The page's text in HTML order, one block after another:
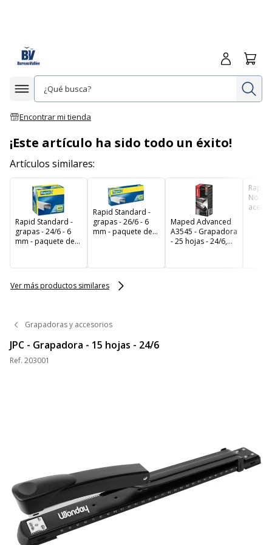
Afficher la navigation
Encontrar mi tienda
Iniciar
¡Este artículo ha sido todo un éxito!
Artículos similares:
Rapid Standard -
grapas - 24/6 - 6
mm - paquete de
Rapid Standard -
grapas - 26/6 - 6
mm - paquete de
Maped Advanced
A3545 - Grapadora
- 25 hojas - 24/6,
Rapid
No.
acero
Ver más productos similares
Grapadoras y accesorios
JPC - Grapadora - 15 hojas - 24/6
Ref. 203001